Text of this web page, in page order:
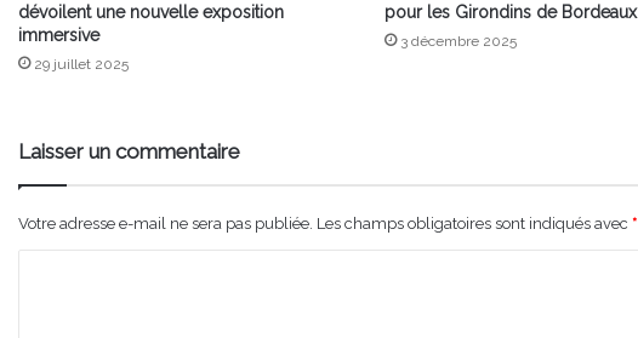
dévoilent une nouvelle exposition
immersive
29 juillet 2025
pour les Girondins de Bordeaux
3 décembre 2025
Laisser un commentaire
Votre adresse e-mail ne sera pas publiée. Les champs obligatoires sont indiqués avec *